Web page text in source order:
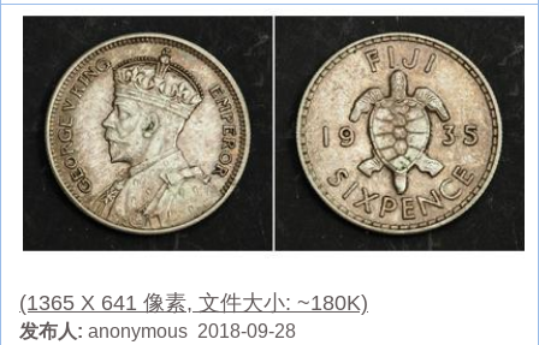
(1365 X 641 像素, 文件大小: ~180K)
发布人: anonymous 2018-09-28